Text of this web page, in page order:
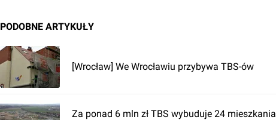
PODOBNE ARTYKUŁY
[Wrocław] We Wrocławiu przybywa TBS-ów
Za ponad 6 mln zł TBS wybuduje 24 mieszkania